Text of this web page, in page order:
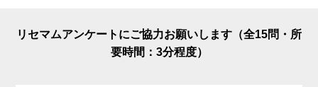
リセマムアンケートにご協力お願いします（全15問・所
要時間：3分程度）